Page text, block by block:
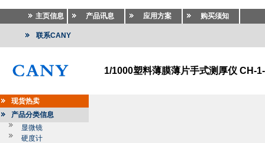
主页信息 产品讯息 应用方案 购买须知
联系CANY
1/1000塑料薄膜薄片手式测厚仪 CH-
现货热卖
产品分类信息
显微镜
硬度计